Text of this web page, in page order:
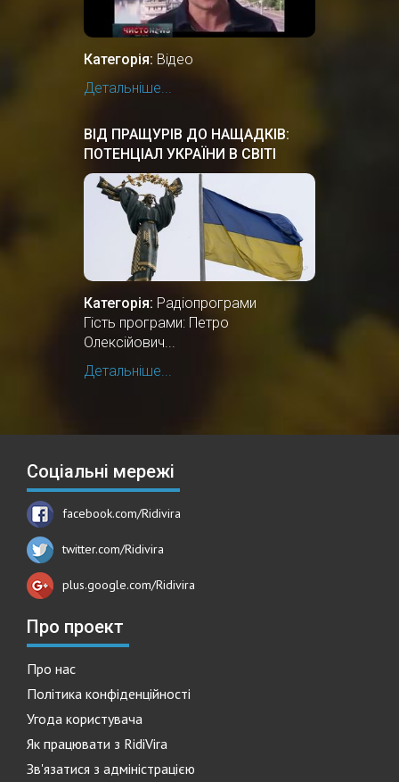
Категорія: Відео
Детальніше...
ВІД ПРАЩУРІВ ДО НАЩАДКІВ:
ПОТЕНЦІАЛ УКРАЇНИ В СВІТІ
Категорія: Радіопрограми
Гість програми: Петро
Олексійович...
Детальніше...
Соціальні мережі
facebook.com/Ridivira
twitter.com/Ridivira
plus.google.com/Ridivira
Про проект
Про нас
Політика конфіденційності
Угода користувача
Як працювати з RidiVira
Зв'язатися з адміністрацією